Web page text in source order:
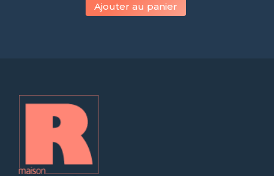
Ajouter au panier